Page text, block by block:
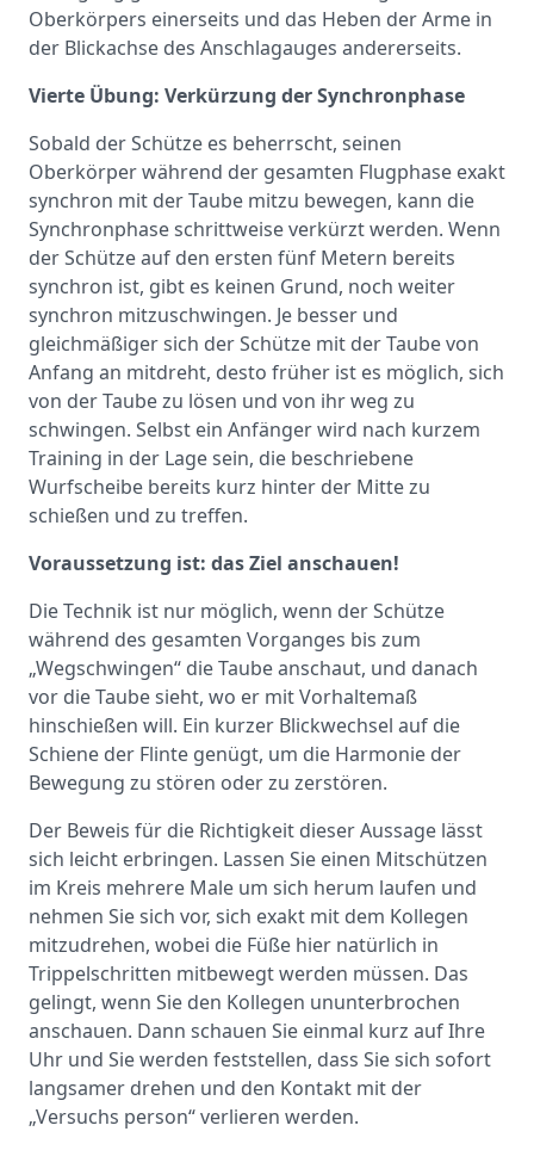
Oberkörpers einerseits und das Heben der Arme in
der Blickachse des Anschlagauges andererseits.
Vierte Übung: Verkürzung der Synchronphase
Sobald der Schütze es beherrscht, seinen
Oberkörper während der gesamten Flugphase exakt
synchron mit der Taube mitzu bewegen, kann die
Synchronphase schrittweise verkürzt werden. Wenn
der Schütze auf den ersten fünf Metern bereits
synchron ist, gibt es keinen Grund, noch weiter
synchron mitzuschwingen. Je besser und
gleichmäßiger sich der Schütze mit der Taube von
Anfang an mitdreht, desto früher ist es möglich, sich
von der Taube zu lösen und von ihr weg zu
schwingen. Selbst ein Anfänger wird nach kurzem
Training in der Lage sein, die beschriebene
Wurfscheibe bereits kurz hinter der Mitte zu
schießen und zu treffen.
Voraussetzung ist: das Ziel anschauen!
Die Technik ist nur möglich, wenn der Schütze
während des gesamten Vorganges bis zum
„Wegschwingen“ die Taube anschaut, und danach
vor die Taube sieht, wo er mit Vorhaltemaß
hinschießen will. Ein kurzer Blickwechsel auf die
Schiene der Flinte genügt, um die Harmonie der
Bewegung zu stören oder zu zerstören.
Der Beweis für die Richtigkeit dieser Aussage lässt
sich leicht erbringen. Lassen Sie einen Mitschützen
im Kreis mehrere Male um sich herum laufen und
nehmen Sie sich vor, sich exakt mit dem Kollegen
mitzudrehen, wobei die Füße hier natürlich in
Trippelschritten mitbewegt werden müssen. Das
gelingt, wenn Sie den Kollegen ununterbrochen
anschauen. Dann schauen Sie einmal kurz auf Ihre
Uhr und Sie werden feststellen, dass Sie sich sofort
langsamer drehen und den Kontakt mit der
„Versuchs person“ verlieren werden.